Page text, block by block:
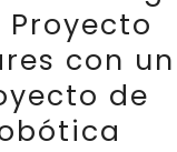
Proyecto
con un
de